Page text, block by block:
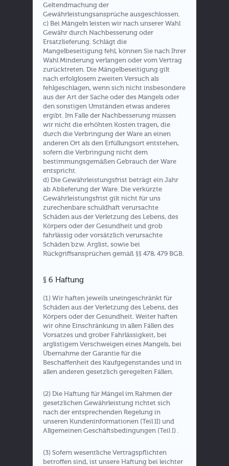
Geltendmachung der
Gewährleistungsansprüche ausgeschlossen.
c) Bei Mängeln leisten wir nach unserer Wahl
Gewähr durch Nachbesserung oder
Ersatzlieferung. Schlägt die
Mangelbeseitigung fehl, können Sie nach Ihrer
Wahl Minderung verlangen oder vom Vertrag
zurücktreten. Die Mängelbeseitigung gilt
nach erfolglosem zweiten Versuch als
fehlgeschlagen, wenn sich nicht insbesondere
aus der Art der Sache oder des Mangels oder
den sonstigen Umständen etwas anderes
ergibt. Im Falle der Nachbesserung müssen
wir nicht die erhöhten Kosten tragen, die
durch die Verbringung der Ware an einen
anderen Ort als den Erfüllungsort entstehen,
sofern die Verbringung nicht dem
bestimmungsgemäßen Gebrauch der Ware
entspricht.
d) Die Gewährleistungsfrist beträgt ein Jahr
ab Ablieferung der Ware. Die verkürzte
Gewährleistungsfrist gilt nicht für uns
zurechenbare schuldhaft verursachte
Schäden aus der Verletzung des Lebens, des
Körpers oder der Gesundheit und grob
fahrlässig oder vorsätzlich verursachte
Schäden bzw. Arglist, sowie bei
Rückgriffsansprüchen gemäß §§ 478, 479 BGB.
§ 6 Haftung
(1) Wir haften jeweils uneingeschränkt für
Schäden aus der Verletzung des Lebens, des
Körpers oder der Gesundheit. Weiter haften
wir ohne Einschränkung in allen Fällen des
Vorsatzes und grober Fahrlässigkeit, bei
arglistigem Verschweigen eines Mangels, bei
Übernahme der Garantie für die
Beschaffenheit des Kaufgegenstandes und in
allen anderen gesetzlich geregelten Fällen.
(2) Die Haftung für Mängel im Rahmen der
gesetzlichen Gewährleistung richtet sich
nach der entsprechenden Regelung in
unseren Kundeninformationen (Teil II) und
Allgemeinen Geschäftsbedingungen (Teil I) .
(3) Sofern wesentliche Vertragspflichten
betroffen sind, ist unsere Haftung bei leichter